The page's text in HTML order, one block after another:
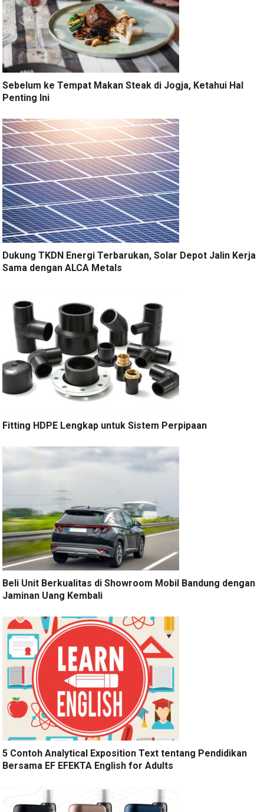
Sebelum ke Tempat Makan Steak di Jogja, Ketahui Hal
Penting Ini
Dukung TKDN Energi Terbarukan, Solar Depot Jalin Kerja
Sama dengan ALCA Metals
Fitting HDPE Lengkap untuk Sistem Perpipaan
Beli Unit Berkualitas di Showroom Mobil Bandung dengan
Jaminan Uang Kembali
5 Contoh Analytical Exposition Text tentang Pendidikan
Bersama EF EFEKTA English for Adults